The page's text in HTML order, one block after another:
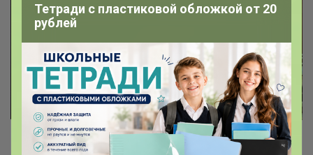
Тетради с пластиковой обложкой от 20
рублей